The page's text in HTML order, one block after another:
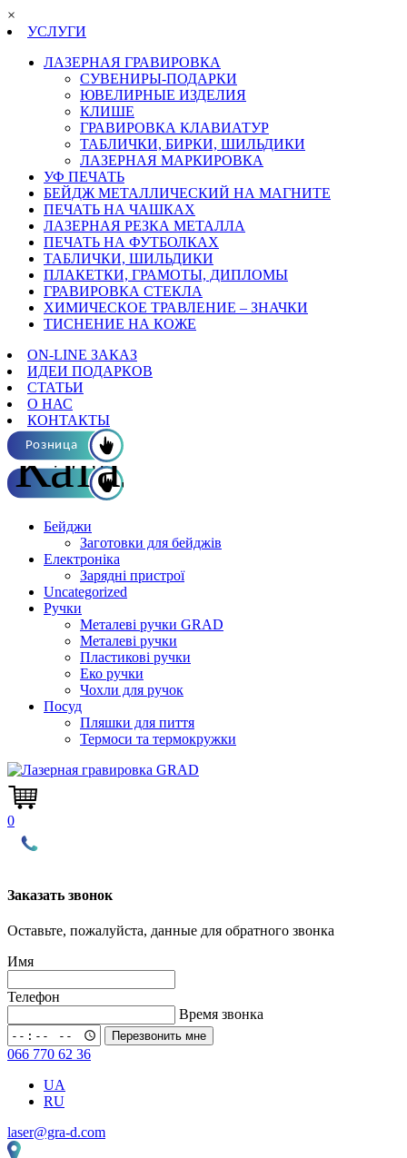
×
УСЛУГИ
ЛАЗЕРНАЯ ГРАВИРОВКА
СУВЕНИРЫ-ПОДАРКИ
ЮВЕЛИРНЫЕ ИЗДЕЛИЯ
КЛИШЕ
ГРАВИРОВКА КЛАВИАТУР
ТАБЛИЧКИ, БИРКИ, ШИЛЬДИКИ
ЛАЗЕРНАЯ МАРКИРОВКА
УФ ПЕЧАТЬ
БЕЙДЖ МЕТАЛЛИЧЕСКИЙ НА МАГНИТЕ
ПЕЧАТЬ НА ЧАШКАХ
ЛАЗЕРНАЯ РЕЗКА МЕТАЛЛА
ПЕЧАТЬ НА ФУТБОЛКАХ
ТАБЛИЧКИ, ШИЛЬДИКИ
ПЛАКЕТКИ, ГРАМОТЫ, ДИПЛОМЫ
ГРАВИРОВКА СТЕКЛА
ХИМИЧЕСКОЕ ТРАВЛЕНИЕ – ЗНАЧКИ
ТИСНЕНИЕ НА КОЖЕ
ON-LINE ЗАКАЗ
ИДЕИ ПОДАРКОВ
СТАТЬИ
О НАС
КОНТАКТЫ
Розница
Каталог ОПТ
Бейджи
Заготовки для бейджів
Електроніка
Зарядні пристрої
Uncategorized
Ручки
Металеві ручки GRAD
Металеві ручки
Пластикові ручки
Еко ручки
Чохли для ручок
Посуд
Пляшки для пиття
Термоси та термокружки
0
Заказать звонок
Оставьте, пожалуйста, данные для обратного звонка
Имя
Телефон
Время звонка
Перезвонить мне
066 770 62 36
UA
RU
laser@gra-d.com